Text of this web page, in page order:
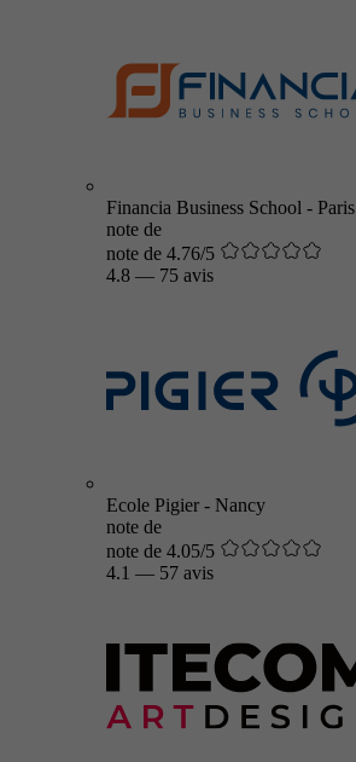
Financia Business School - Paris
note de
note de 4.76/5
4.8 — 75 avis
Ecole Pigier - Nancy
note de
note de 4.05/5
4.1 — 57 avis